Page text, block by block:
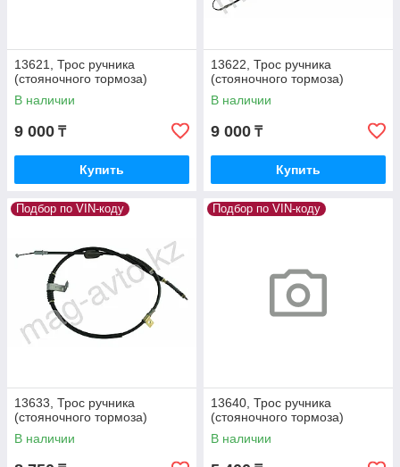
13621, Трос ручника
(стояночного тормоза)
В наличии
9 000 ₸
Купить
13622, Трос ручника
(стояночного тормоза)
В наличии
9 000 ₸
Купить
Подбор по VIN-коду
13633, Трос ручника
(стояночного тормоза)
В наличии
Подбор по VIN-коду
13640, Трос ручника
(стояночного тормоза)
В наличии